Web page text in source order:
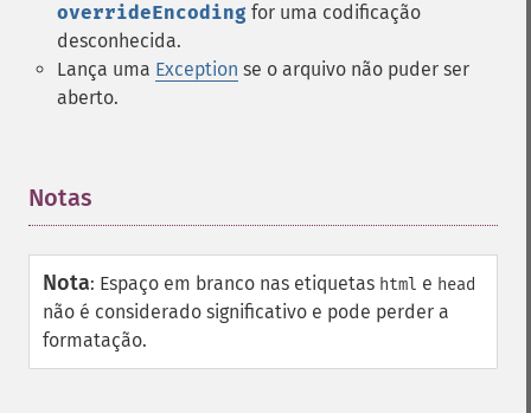
overrideEncoding for uma codificação
desconhecida.
Lança uma Exception se o arquivo não puder ser
aberto.
Notas
Nota: Espaço em branco nas etiquetas html e head
não é considerado significativo e pode perder a
formatação.